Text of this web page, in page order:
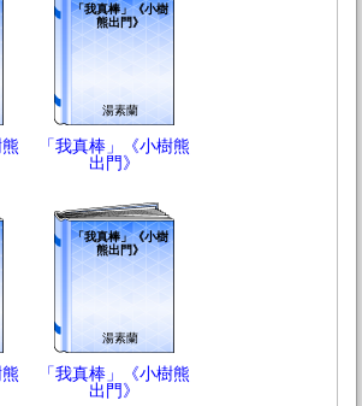
「我真棒」《小樹
熊出門》
湯素蘭
「我真棒」《小樹熊
出門》
「我真棒」《小樹
熊出門》
湯素蘭
「我真棒」《小樹熊
出門》